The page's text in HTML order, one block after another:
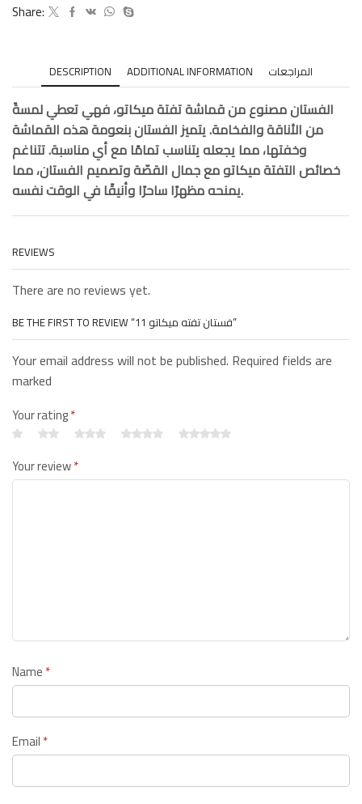
Share:
DESCRIPTION ADDITIONAL INFORMATION المراجعات
الفستان مصنوع من قماشة تفتة ميكاتو، فهي تعطي لمسةً
من الأناقة والفخامة. يتميز الفستان بنعومة هذه القماشة
وخفتها، مما يجعله يتناسب تمامًا مع أي مناسبة. تتناغم
خصائص التفتة ميكاتو مع جمال القصّة وتصميم الفستان، مما
يمنحه مظهرًا ساحرًا وأنيقًا في الوقت نفسه.
REVIEWS
There are no reviews yet.
BE THE FIRST TO REVIEW “فستان تفته ميكاتو 11”
Your email address will not be published. Required fields are
marked
Your rating*
Your review*
Name*
Email*